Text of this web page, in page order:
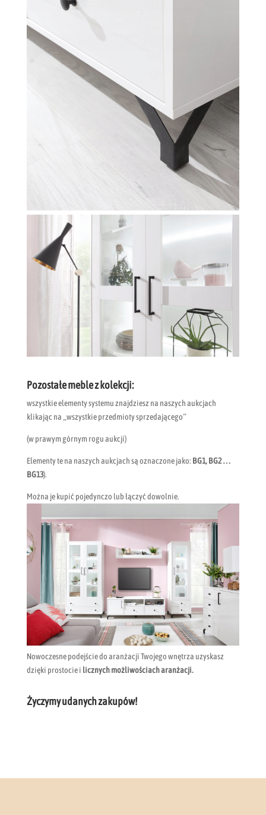
Pozostałe meble z kolekcji:
wszystkie elementy systemu znajdziesz na naszych aukcjach
klikając na „wszystkie przedmioty sprzedającego”
(w prawym górnym rogu aukcji)
Elementy te na naszych aukcjach są oznaczone jako: BG1, BG2 …
BG13).
Można je kupić pojedynczo lub łączyć dowolnie.
Nowoczesne podejście do aranżacji Twojego wnętrza uzyskasz
dzięki prostocie i licznych możliwościach aranżacji.
Życzymy udanych zakupów!